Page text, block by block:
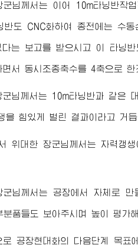
군님께서 는 이어 10m타닝반작
반도 CNC화하여 종전에는 수
다는 보고를 받으시고 이 타닝
면서 동시조종축수를 4축으로
군님께서 는 10m타닝반과 같은
을 힘있게 벌린 결과이라고 거듭
위대한 장군님께서 는 자력갱
군님께서는 공장에서 자체로 만
분품들도 보아주시며 높이 평가
로 공장현대화의 다음단계 목